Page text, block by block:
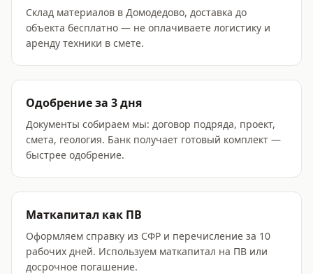
Склад материалов в Домодедово, доставка до
объекта бесплатно — не оплачиваете логистику и
аренду техники в смете.
Одобрение за 3 дня
Документы собираем мы: договор подряда, проект,
смета, геология. Банк получает готовый комплект —
быстрее одобрение.
Маткапитал как ПВ
Оформляем справку из СФР и перечисление за 10
рабочих дней. Используем маткапитал на ПВ или
досрочное погашение.